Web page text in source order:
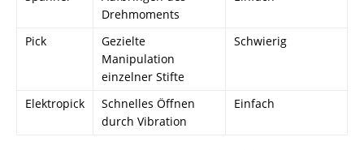
Drehmoments
Pick
Gezielte
Manipulation
einzelner Stifte
Schwierig
Elektropick
Schnelles Öffnen
durch Vibration
Einfach